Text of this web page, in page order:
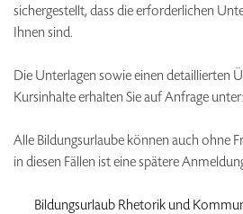
sichergestellt, dass die erforderlichen
Ihnen sind.
Die Unterlagen sowie einen detaillierten
Kursinhalte erhalten Sie auf Anfrage
Alle Bildungsurlaube können auch ohne
in diesen Fällen ist eine spätere
Bildungsurlaub Rhetorik und